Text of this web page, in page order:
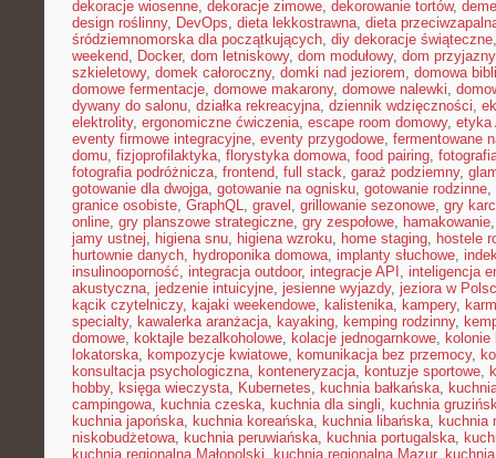
dekoracje wiosenne, dekoracje zimowe, dekorowanie tortów,
design roślinny, DevOps, dieta lekkostrawna, dieta
śródziemnomorska dla początkujących, diy dekoracje świąteczne
weekend, Docker, dom letniskowy, dom modułowy, dom
szkieletowy, domek całoroczny, domki nad jeziorem, domowa
domowe fermentacje, domowe makarony, domowe nalewki,
dywany do salonu, działka rekreacyjna, dziennik wdzięczności,
elektrolity, ergonomiczne ćwiczenia, escape room domowy, etyka
eventy firmowe integracyjne, eventy przygodowe, fermentowane
domu, fizjoprofilaktyka, florystyka domowa, food pairing,
fotografia podróżnicza, frontend, full stack, garaż podziemny,
gotowanie dla dwojga, gotowanie na ognisku, gotowanie rodzinne,
granice osobiste, GraphQL, gravel , grillowanie sezonowe, gry
online, gry planszowe strategiczne, gry zespołowe, hamakowanie
jamy ustnej, higiena snu, higiena wzroku, home staging, hostele
hurtownie danych, hydroponika domowa, implanty słuchowe,
insulinooporność, integracja outdoor, integracje API , inteligencja
akustyczna, jedzenie intuicyjne, jesienne wyjazdy, jeziora w
kącik czytelniczy, kajaki weekendowe, kalistenika, kampery,
specialty, kawalerka aranżacja, kayaking, kemping rodzinny,
domowe, koktajle bezalkoholowe, kolacje jednogarnkowe, kolonie
lokatorska, kompozycje kwiatowe, komunikacja bez przemocy,
konsultacja psychologiczna, konteneryzacja, kontuzje sportowe,
hobby, księga wieczysta, Kubernetes, kuchnia bałkańska,
campingowa, kuchnia czeska, kuchnia dla singli, kuchnia
kuchnia japońska, kuchnia koreańska, kuchnia libańska, kuchnia
niskobudżetowa, kuchnia peruwiańska, kuchnia portugalska,
kuchnia regionalna Małopolski, kuchnia regionalna Mazur,